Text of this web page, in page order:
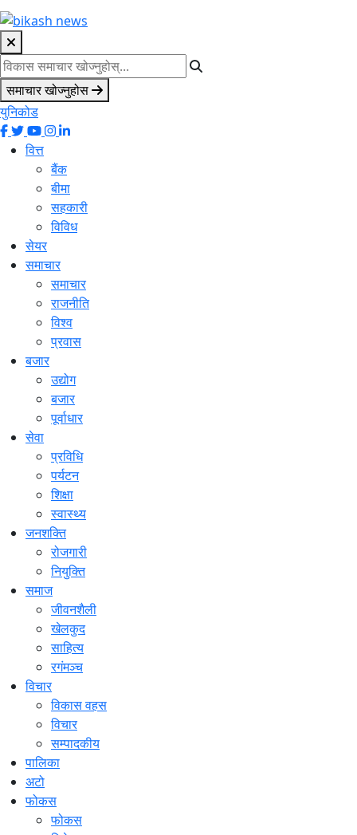
समाचार खोज्नुहोस
युनिकोड
वित्त
बैंक
बीमा
सहकारी
विविध
सेयर
समाचार
समाचार
राजनीति
विश्व
प्रवास
बजार
उद्योग
बजार
पूर्वाधार
सेवा
प्रविधि
पर्यटन
शिक्षा
स्वास्थ्य
जनशक्ति
रोजगारी
नियुक्ति
समाज
जीवनशैली
खेलकुद
साहित्य
रगंमञ्च
विचार
विकास वहस
विचार
सम्पादकीय
पालिका
अटो
फोकस
फोकस